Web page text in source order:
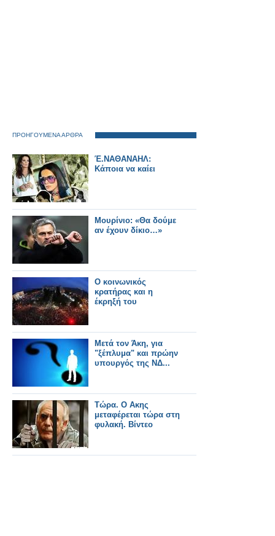
ΠΡΟΗΓΟΥΜΕΝΑ ΑΡΘΡΑ
Έ.ΝΑΘΑΝΑΗΛ:
Κάποια να καίει
Μουρίνιο: «Θα δούμε
αν έχουν δίκιο…»
Ο κοινωνικός
κρατήρας και η
έκρηξή του
Μετά τον Άκη, για
"ξέπλυμα" και πρώην
υπουργός της ΝΔ...
Τώρα. Ο Ακης
μεταφέρεται τώρα στη
φυλακή. Βίντεο